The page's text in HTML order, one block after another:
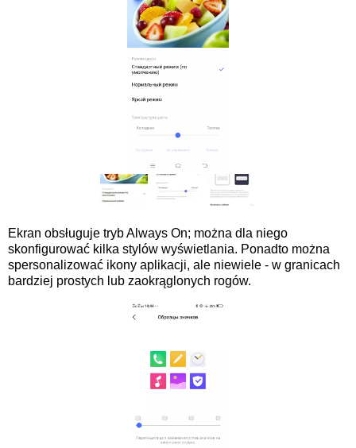
Ekran obsługuje tryb Always On; można dla niego
skonfigurować kilka stylów wyświetlania. Ponadto można
spersonalizować ikony aplikacji, ale niewiele - w granicach
bardziej prostych lub zaokrąglonych rogów.